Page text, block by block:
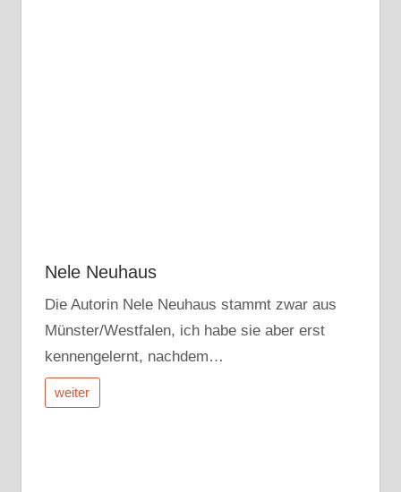
Nele Neuhaus
Die Autorin Nele Neuhaus stammt zwar aus
Münster/Westfalen, ich habe sie aber erst
kennengelernt, nachdem…
weiter